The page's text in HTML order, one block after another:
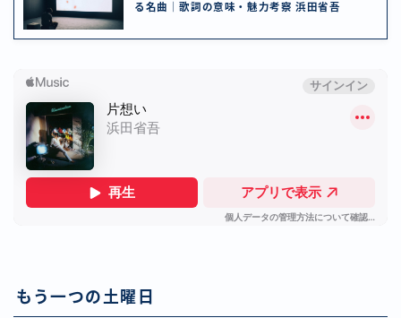
る名曲｜歌詞の意味・魅力考察 浜田省吾
もう一つの土曜日